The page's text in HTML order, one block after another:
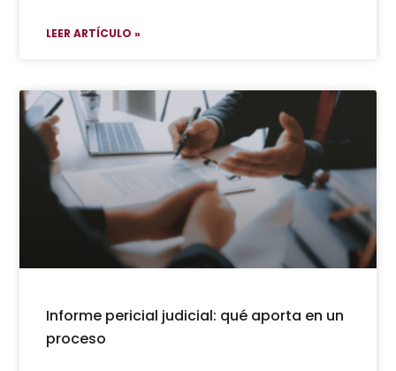
LEER ARTÍCULO »
Informe pericial judicial: qué aporta en un
proceso